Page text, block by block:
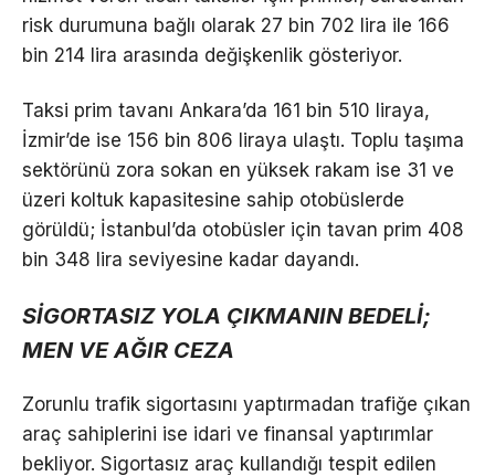
risk durumuna bağlı olarak 27 bin 702 lira ile 166
bin 214 lira arasında değişkenlik gösteriyor.
Taksi prim tavanı Ankara’da 161 bin 510 liraya,
İzmir’de ise 156 bin 806 liraya ulaştı. Toplu taşıma
sektörünü zora sokan en yüksek rakam ise 31 ve
üzeri koltuk kapasitesine sahip otobüslerde
görüldü; İstanbul’da otobüsler için tavan prim 408
bin 348 lira seviyesine kadar dayandı.
SİGORTASIZ YOLA ÇIKMANIN BEDELİ;
MEN VE AĞIR CEZA
Zorunlu trafik sigortasını yaptırmadan trafiğe çıkan
araç sahiplerini ise idari ve finansal yaptırımlar
bekliyor. Sigortasız araç kullandığı tespit edilen